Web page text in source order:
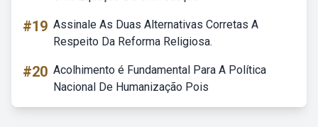
#19 Assinale As Duas Alternativas Corretas A
Respeito Da Reforma Religiosa.
#20 Acolhimento é Fundamental Para A Política
Nacional De Humanização Pois